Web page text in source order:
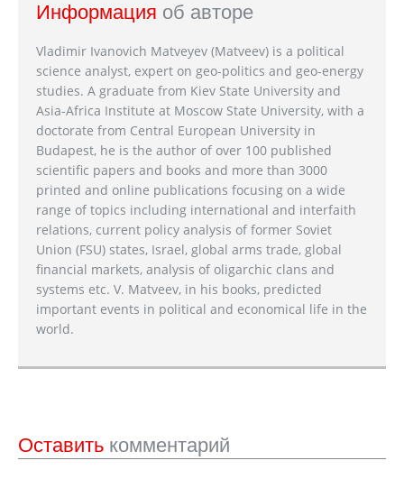
Информация об авторе
Vladimir Ivanovich Matveyev (Matveev) is a political
science analyst, expert on geo-politics and geo-energy
studies. A graduate from Kiev State University and
Asia-Africa Institute at Moscow State University, with a
doctorate from Central European University in
Budapest, he is the author of over 100 published
scientific papers and books and more than 3000
printed and online publications focusing on a wide
range of topics including international and interfaith
relations, current policy analysis of former Soviet
Union (FSU) states, Israel, global arms trade, global
financial markets, analysis of oligarchic clans and
systems etc. V. Matveev, in his books, predicted
important events in political and economical life in the
world.
Оставить комментарий